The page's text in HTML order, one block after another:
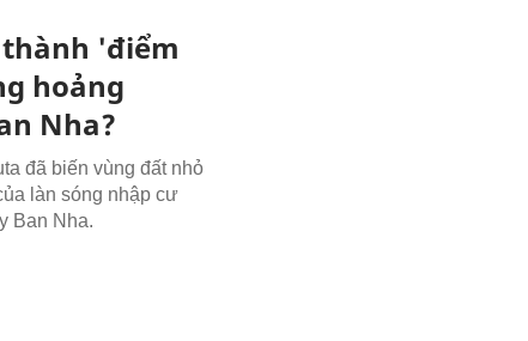
'điểm
hoảng
Nha?
đã biến vùng đất nhỏ
làn sóng nhập cư
Ban Nha.